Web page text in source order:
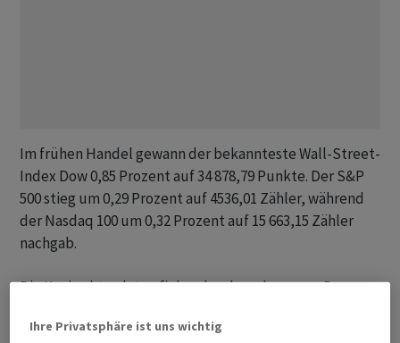
Im frühen Handel gewann der bekannteste Wall-Street-
Index Dow 0,85 Prozent auf 34 878,79 Punkte. Der S&P
500 stieg um 0,29 Prozent auf 4536,01 Zähler, während
der Nasdaq 100 um 0,32 Prozent auf 15 663,15 Zähler
nachgab.
Die Konjunkturdaten fielen durchwachsen aus: Der
zum nach oben revidierten Vormonat und enttäuschte
Ihre Privatsphäre ist uns wichtig